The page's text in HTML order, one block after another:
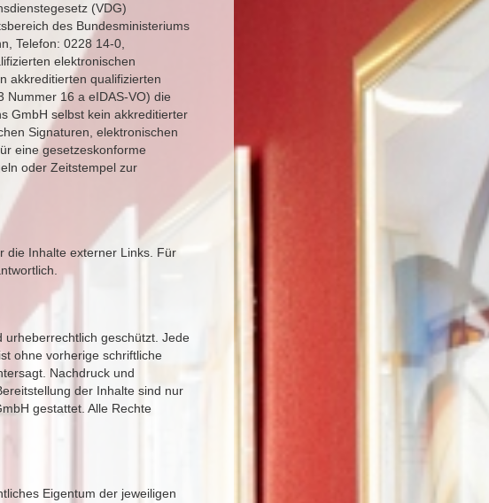
(VDG)
des Bundesministeriums
Telefon: 0228 14-0,
elektronischen
akkreditierten qualifizierten
Nummer 16 a eIDAS-VO) die
GmbH selbst kein akkreditierter
Signaturen, elektronischen
eine gesetzeskonforme
oder Zeitstempel zur
die Inhalte externer Links. Für
urheberrechtlich geschützt. Jede
ohne vorherige schriftliche
Nachdruck und
der Inhalte sind nur
gestattet. Alle Rechte
Eigentum der jeweiligen